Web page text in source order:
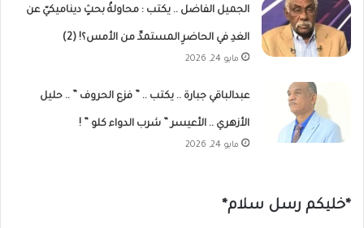
الجميل الفاضل .. يكتب : محاولةٌ بحثٍ ديناميكيّ عن
الغدِ في الحاضرِ المستمدِّ من الأمس؟! (2)
مايو 24, 2026
عبدالباقي جبارة .. يكتب .. ” فزع الحروف ” .. حليل
الأزهري .. الأعيسر ” شرب الدواء كلو ” !
مايو 24, 2026
*خليكم رسل سلام*